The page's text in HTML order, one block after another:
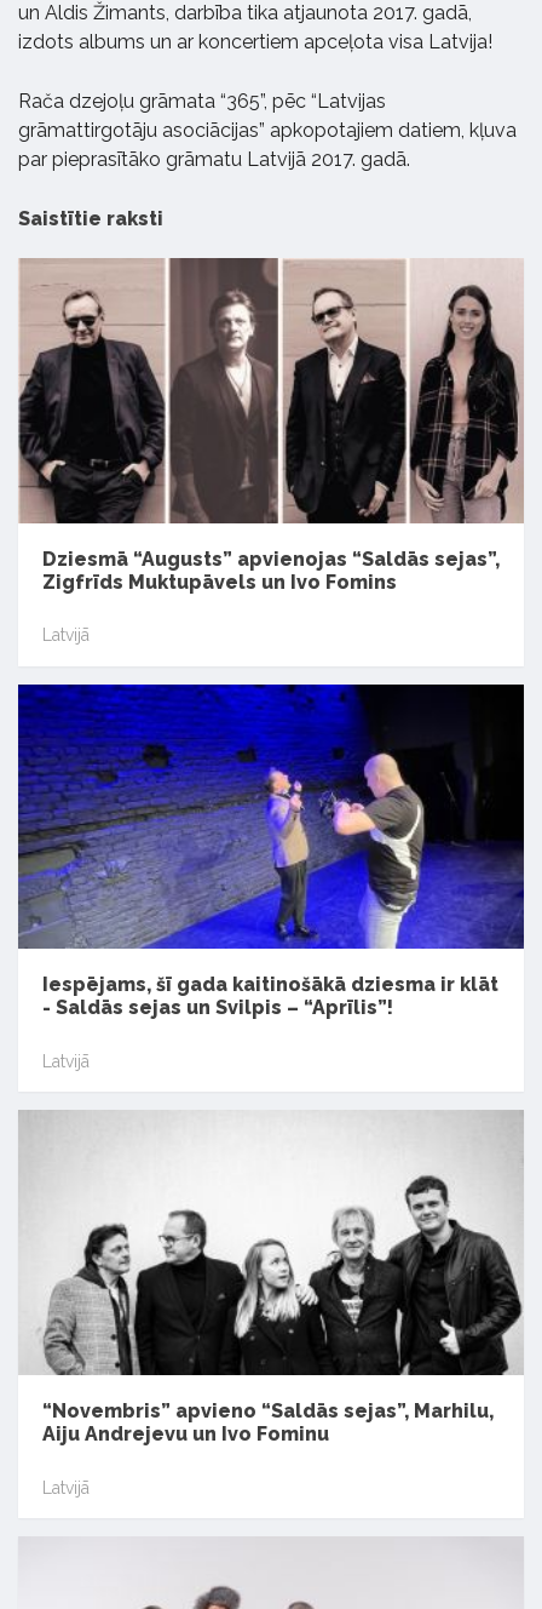
un Aldis Žimants, darbība tika atjaunota 2017. gadā,
izdots albums un ar koncertiem apceļota visa Latvija!
Rača dzejoļu grāmata “365”, pēc “Latvijas
grāmattirgotāju asociācijas” apkopotajiem datiem, kļuva
par pieprasītāko grāmatu Latvijā 2017. gadā.
Saistītie raksti
Dziesmā “Augusts” apvienojas “Saldās sejas”,
Zigfrīds Muktupāvels un Ivo Fomins
Latvijā
Iespējams, šī gada kaitinošākā dziesma ir klāt
- Saldās sejas un Svilpis – “Aprīlis”!
Latvijā
“Novembris” apvieno “Saldās sejas”, Marhilu,
Aiju Andrejevu un Ivo Fominu
Latvijā